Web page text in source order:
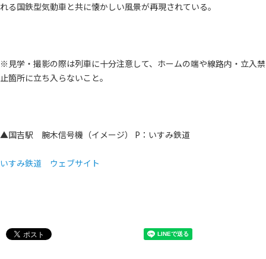
れる国鉄型気動車と共に懐かしい風景が再現されている。
※見学・撮影の際は列車に十分注意して、ホームの端や線路内・立入禁
止箇所に立ち入らないこと。
▲国吉駅 腕木信号機（イメージ） P：いすみ鉄道
いすみ鉄道 ウェブサイト